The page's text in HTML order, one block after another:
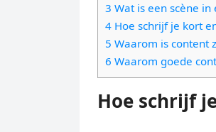
3 Wat is een scène in
4 Hoe schrijf je kort
5 Waarom is content
6 Waarom goede
Hoe schrijf